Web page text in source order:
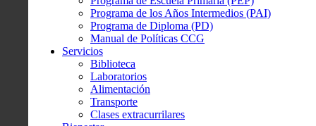
Programa de los Años Intermedios (PAI)
Programa de Diploma (PD)
Manual de Políticas CCG
Servicios
Biblioteca
Laboratorios
Alimentación
Transporte
Clases extracurrilares